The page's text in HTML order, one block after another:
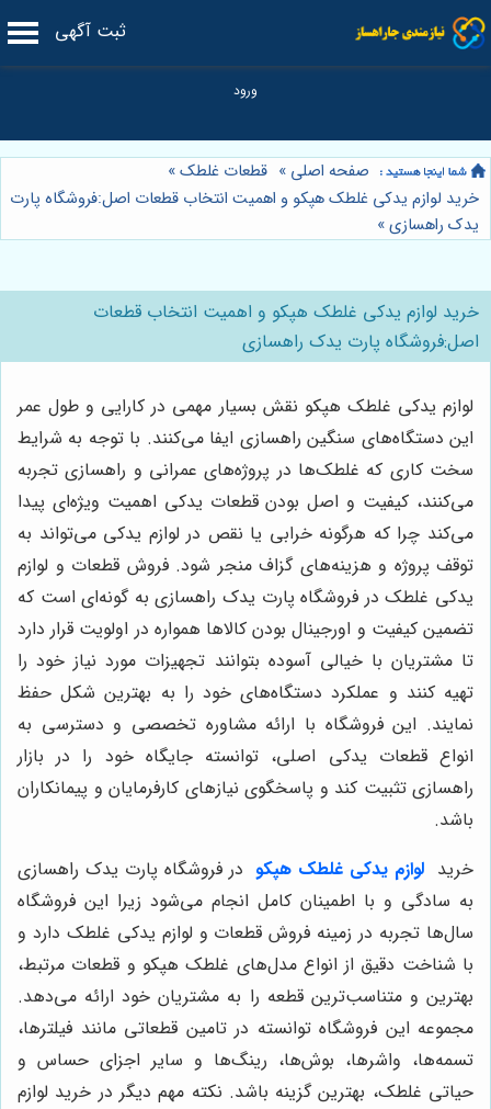
ثبت آگهی
صفحه اصلی » قطعات غلطک»
خرید لوازم یدکی غلطک هپکو و اهمیت انتخاب قطعات اصل:فروشگاه پارت
یدک راهسازی»
خرید لوازم یدکی غلطک هپکو و اهمیت انتخاب قطعات
اصل:فروشگاه پارت یدک راهسازی
لوازم یدکی غلطک هپکو نقش بسیار مهمی در کارایی و طول عمر
این دستگاه‌های سنگین راهسازی ایفا می‌کنند. با توجه به شرایط
سخت کاری که غلطک‌ها در پروژه‌های عمرانی و راهسازی تجربه
می‌کنند، کیفیت و اصل بودن قطعات یدکی اهمیت ویژه‌ای پیدا
می‌کند چرا که هرگونه خرابی یا نقص در لوازم یدکی می‌تواند به
توقف پروژه و هزینه‌های گزاف منجر شود. فروش قطعات و لوازم
یدکی غلطک در فروشگاه پارت یدک راهسازی به گونه‌ای است که
تضمین کیفیت و اورجینال بودن کالاها همواره در اولویت قرار دارد
تا مشتریان با خیالی آسوده بتوانند تجهیزات مورد نیاز خود را
تهیه کنند و عملکرد دستگاه‌های خود را به بهترین شکل حفظ
نمایند. این فروشگاه با ارائه مشاوره تخصصی و دسترسی به
انواع قطعات یدکی اصلی، توانسته جایگاه خود را در بازار
راهسازی تثبیت کند و پاسخگوی نیازهای کارفرمایان و پیمانکاران
باشد.
خرید لوازم یدکی غلطک هپکو در فروشگاه پارت یدک راهسازی
به سادگی و با اطمینان کامل انجام می‌شود زیرا این فروشگاه
سال‌ها تجربه در زمینه فروش قطعات و لوازم یدکی غلطک دارد و
با شناخت دقیق از انواع مدل‌های غلطک هپکو و قطعات مرتبط،
بهترین و متناسب‌ترین قطعه را به مشتریان خود ارائه می‌دهد.
مجموعه این فروشگاه توانسته در تامین قطعاتی مانند فیلترها،
تسمه‌ها، واشرها، بوش‌ها، رینگ‌ها و سایر اجزای حساس و
حیاتی غلطک، بهترین گزینه باشد. نکته مهم دیگر در خرید لوازم